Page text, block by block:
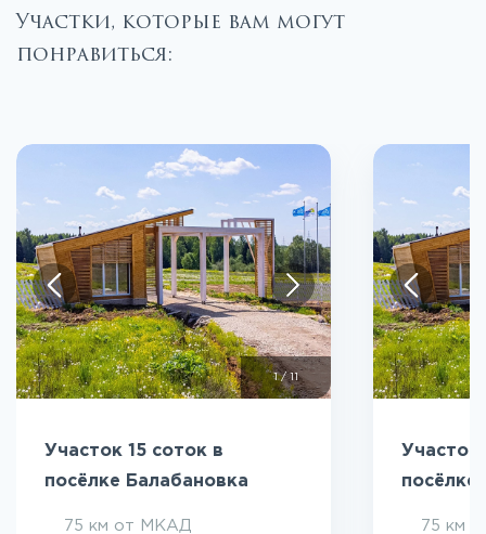
Участки, которые вам могут
понравиться:
1/ 11
Участок 15 соток в
посёлке Балабановка
75 км от МКАД
Участок
посёлке
75 км